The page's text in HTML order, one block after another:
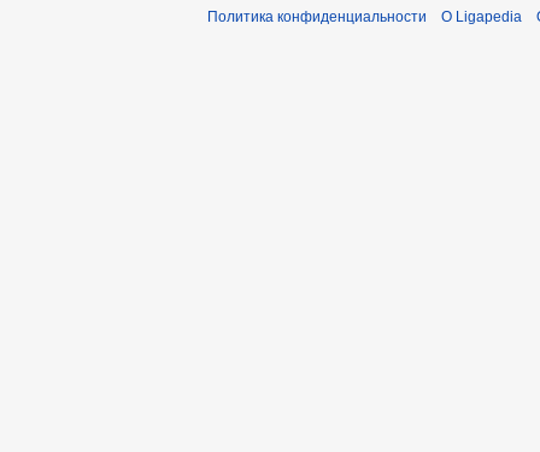
Политика конфиденциальности О Ligapedia